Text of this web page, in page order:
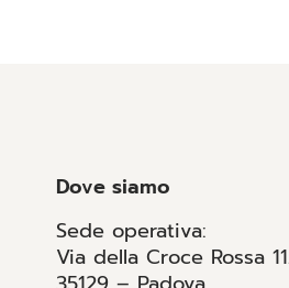
Dove siamo
Sede operativa:
Via della Croce Rossa